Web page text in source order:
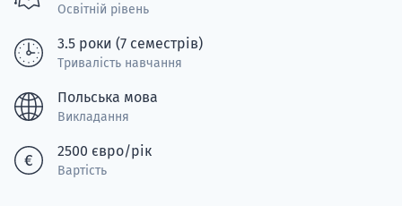
Освітній рівень
3.5 роки (7 семестрів)
Тривалість навчання
Польська мова
Викладання
2500 євро/рік
Вартість